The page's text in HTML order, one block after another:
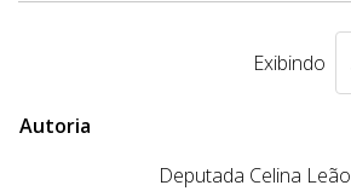
Exibindo
Autoria
Deputada Celina Leão